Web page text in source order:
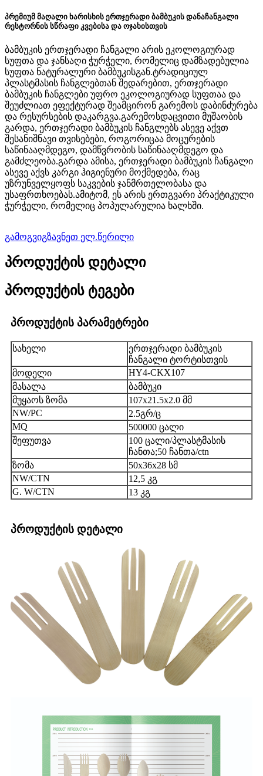
პრემიუმ მაღალი ხარისხის ერთჯერადი ბამბუკის დანაჩანგალი
რესტორნის სწრაფი კვებისა და ოჯახისთვის
ბამბუკის ერთჯერადი ჩანგალი არის ეკოლოგიურად
სუფთა და ჯანსაღი ჭურჭელი, რომელიც დამზადებულია
სუფთა ნატურალური ბამბუკისგან.ტრადიციულ
პლასტმასის ჩანგლებთან შედარებით, ერთჯერადი
ბამბუკის ჩანგლები უფრო ეკოლოგიურად სუფთაა და
შეუძლიათ ეფექტურად შეამცირონ გარემოს დაბინძურება
და რესურსების დაკარგვა.გარემოსდაცვითი მუშაობის
გარდა, ერთჯერადი ბამბუკის ჩანგლებს ასევე აქვთ
შესანიშნავი თვისებები, როგორიცაა მოცურების
საწინააღმდეგო, დამწვრობის საწინააღმდეგო და
გამძლეობა.გარდა ამისა, ერთჯერადი ბამბუკის ჩანგალი
ასევე აქვს კარგი ჰიგიენური მოქმედება, რაც
უზრუნველყოფს საკვების ჯანმრთელობასა და
უსაფრთხოებას.ამიტომ, ეს არის ერთგვარი პრაქტიკული
ჭურჭელი, რომელიც პოპულარულია ხალხში.
გამოგვიგზავნეთ ელ.წერილი
პროდუქტის დეტალი
პროდუქტის ტეგები
პროდუქტის პარამეტრები
სახელი
ერთჯერადი ბამბუკის
ჩანგალი ტორტისთვის
მოდელი
HY4-CKX107
მასალა
ბამბუკი
მუყაოს ზომა
107x21.5x2.0 მმ
NW/PC
2.5გრ/ც
MQ
500000 ცალი
შეფუთვა
100 ცალი/პლასტმასის
ჩანთა;50 ჩანთა/ctn
ზომა
50x36x28 სმ
NW/CTN
12,5 კგ
G. W/CTN
13 კგ
პროდუქტის დეტალი